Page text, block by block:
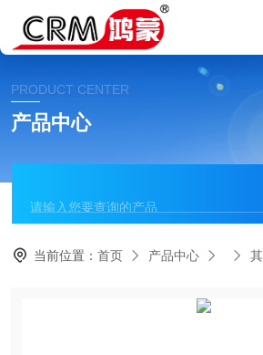
PRODUCT CENTER
产品中心
当前位置：首页 产品中心